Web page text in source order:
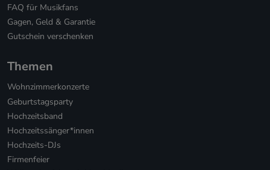
FAQ für Musikfans
Gagen, Geld & Garantie
Gutschein verschenken
Themen
Wohnzimmerkonzerte
Geburtstagsparty
Hochzeitsband
Hochzeitssänger*innen
Hochzeits-DJs
Firmenfeier